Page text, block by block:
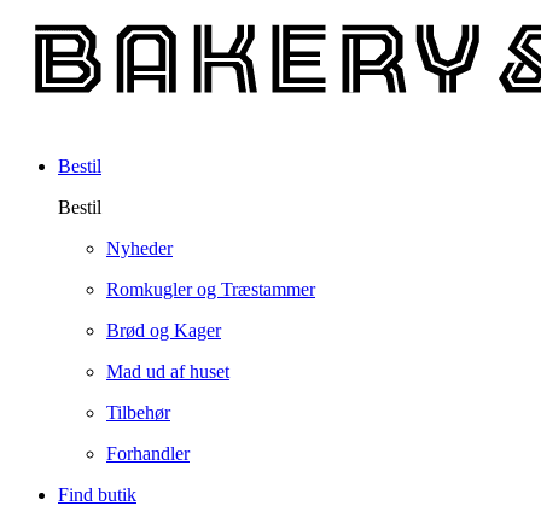
Bestil
Bestil
Nyheder
Romkugler og Træstammer
Brød og Kager
Mad ud af huset
Tilbehør
Forhandler
Find butik